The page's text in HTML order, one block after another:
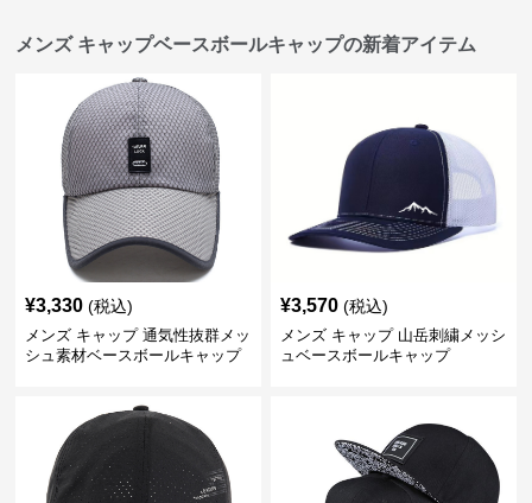
メンズ キャップベースボールキャップの新着アイテム
¥3,330 (税込)
メンズ キャップ 通気性抜群メッ
シュ素材ベースボールキャップ
¥3,570 (税込)
メンズ キャップ 山岳刺繍メッシ
ュベースボールキャップ